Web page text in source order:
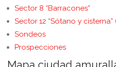
Sector 8 “Barracones”
Sector 12 “Sótano y cisterna”
Sondeos
Prospecciones